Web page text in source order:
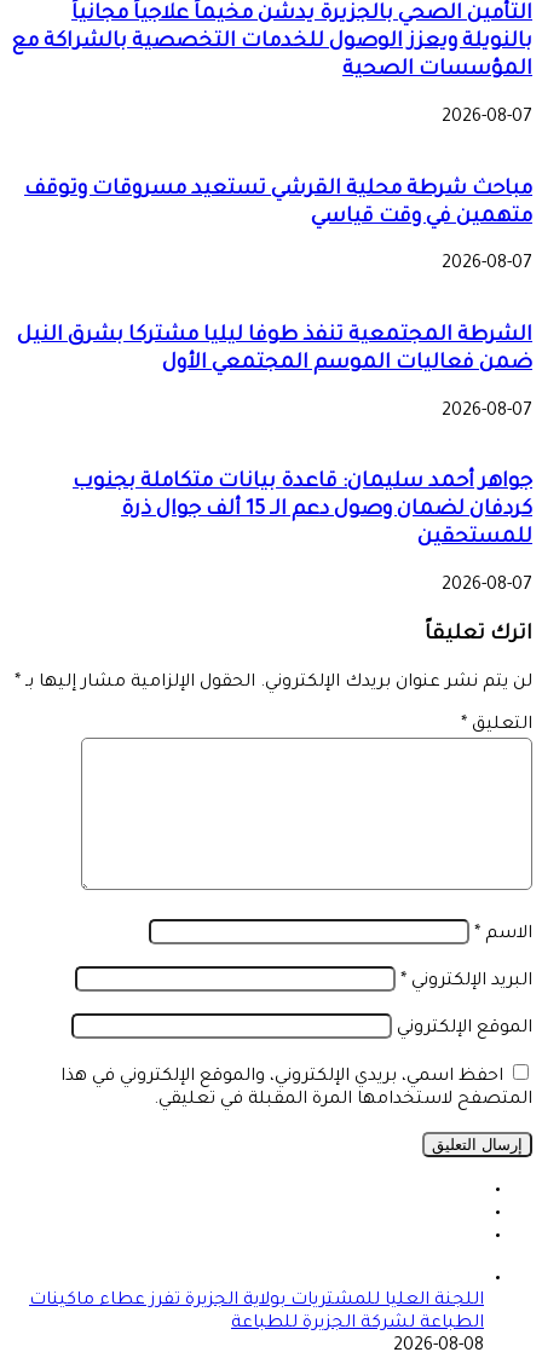
التأمين الصحي بالجزيرة يدشن مخيماً علاجياً مجانياً
بالنويلة ويعزز الوصول للخدمات التخصصية بالشراكة مع
المؤسسات الصحية
2026-08-07
مباحث شرطة محلية القرشي تستعيد مسروقات وتوقف
متهمين في وقت قياسي
2026-08-07
الشرطة المجتمعية تنفذ طوفا ليليا مشتركا بشرق النيل
ضمن فعاليات الموسم المجتمعي الأول
2026-08-07
جواهر أحمد سليمان: قاعدة بيانات متكاملة بجنوب
كردفان لضمان وصول دعم الـ 15 ألف جوال ذرة
للمستحقين
2026-08-07
اترك تعليقاً
لن يتم نشر عنوان بريدك الإلكتروني. الحقول الإلزامية مشار إليها بـ *
التعليق *
الاسم *
البريد الإلكتروني *
الموقع الإلكتروني
احفظ اسمي، بريدي الإلكتروني، والموقع الإلكتروني في هذا
المتصفح لاستخدامها المرة المقبلة في تعليقي.
اللجنة العليا للمشتريات بولاية الجزيرة تفرز عطاء ماكينات
الطباعة لشركة الجزيرة للطباعة
2026-08-08